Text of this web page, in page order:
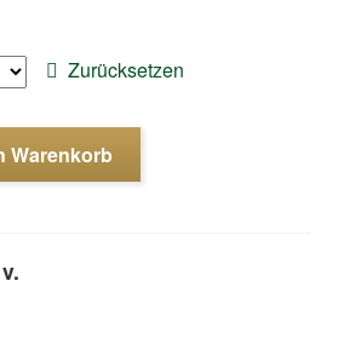
Zurücksetzen
Warenkorb